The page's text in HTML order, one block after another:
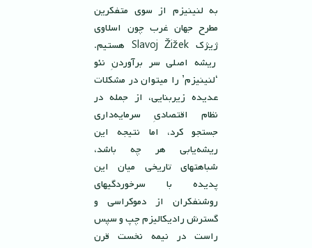
به لنينيزم از سوى متفكرين
مطرح جهان غرب چون اسلاوى
ژيژك Slavoj Žižek هستيم.
ريشه اصلى سر برآوردنِ نئو
‘لنينيزم’ را ميتوان در مشكلات
عديده زيربنايى، از جمله در
نظام اقتصادىِ سرمايه‌دارى
جستجو كرد، اما نتيجه اين
ريشه‌يابى هر چه باشد،
شباهتهاى تاريخى ميان اين
پديده با سرخوردگيهاى
روشنفكران از دموكراسى و
گسترش راديكاليزم چپ و سپس
راست در نيمه نخست قرن